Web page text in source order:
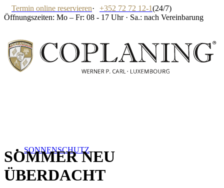
Termin online reservieren· +352 72 72 12-1(24/7)
Öffnungszeiten: Mo – Fr: 08 - 17 Uhr · Sa.: nach Vereinbarung
SONNENSCHUTZ
SOMMERNEU
ÜBERDACHT